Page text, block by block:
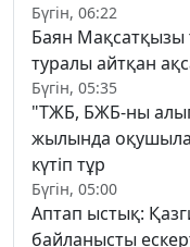
Бүгін, 06:22
Баян Мақсатқызы
туралы айтқан
Бүгін, 05:35
"ТЖБ, БЖБ-ны
жылында
күтіп тұр
Бүгін, 05:00
Аптап ыстық:
байланысты